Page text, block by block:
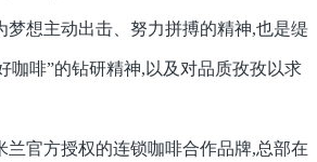
梦想主动出击、努力拼搏的精神,也是缇
咖啡”的钻研精神,以及对品质孜孜以求
兰官方授权的连锁咖啡合作品牌,总部在